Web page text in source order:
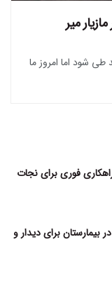
میر
طی شود اما امروز ما
فوری برای نجات
بیمارستان برای دیدار و